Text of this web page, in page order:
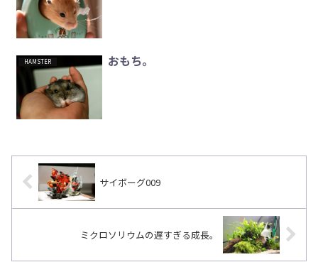
HAMSTER おもち。
サイボーグ009
ミクロソリウムの遅すぎる成長。